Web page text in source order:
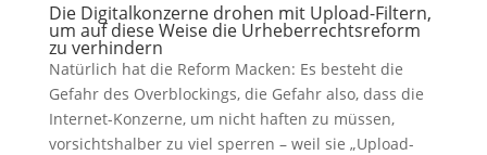
Die Digitalkonzerne drohen mit Upload-Filtern,
um auf diese Weise die Urheberrechtsreform
zu verhindern
Natürlich hat die Reform Macken: Es besteht die
Gefahr des Overblockings, die Gefahr also, dass die
Internet-Konzerne, um nicht haften zu müssen,
vorsichtshalber zu viel sperren – weil sie „Upload-